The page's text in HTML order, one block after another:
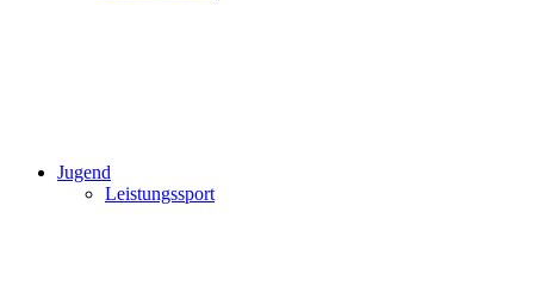
Jugend
Leistungssport